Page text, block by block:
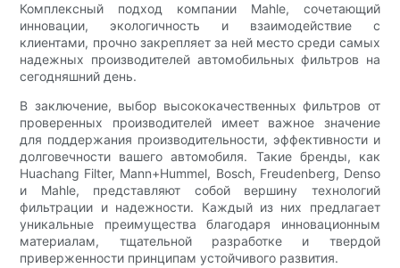
Комплексный подход компании Mahle, сочетающий
инновации, экологичность и взаимодействие с
клиентами, прочно закрепляет за ней место среди самых
надежных производителей автомобильных фильтров на
сегодняшний день.
В заключение, выбор высококачественных фильтров от
проверенных производителей имеет важное значение
для поддержания производительности, эффективности и
долговечности вашего автомобиля. Такие бренды, как
Huachang Filter, Mann+Hummel, Bosch, Freudenberg, Denso
и Mahle, представляют собой вершину технологий
фильтрации и надежности. Каждый из них предлагает
уникальные преимущества благодаря инновационным
материалам, тщательной разработке и твердой
приверженности принципам устойчивого развития.